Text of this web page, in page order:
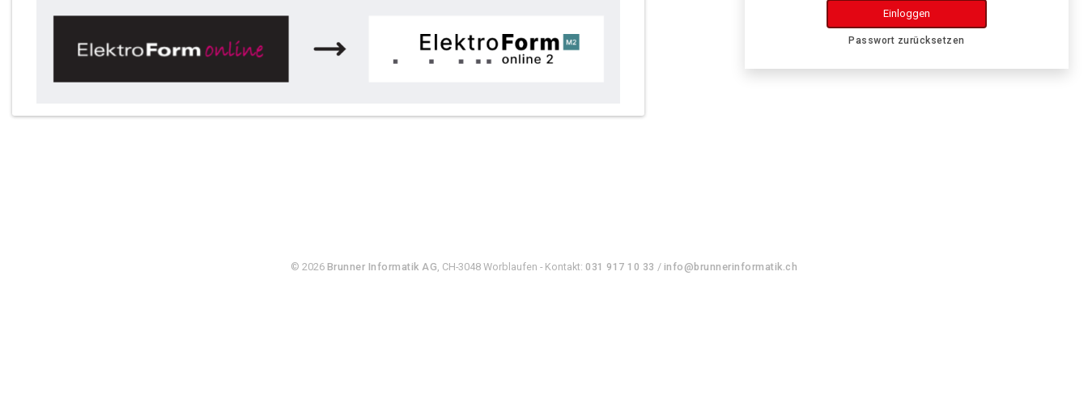
Einloggen
Passwort zurücksetzen
© 2026 Brunner Informatik AG, CH-3048 Worblaufen - Kontakt:031 917 10 33 / info@brunnerinformatik.ch